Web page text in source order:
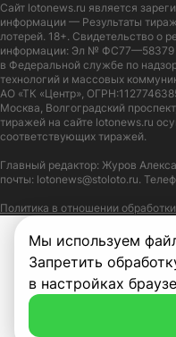
Мы используем
Запретить
в настройках
Сайт lotonews.ru является
информации — Результаты
лотерей. 18+. Свидетельство о
информации: Эл № ФС77—58379
в Федеральной службе по
технологий и массовых
АО «ТК «Центр»,
Москва, Волгоградский
тиражей на сайте lotonews.ru
соответствующих тиражей.
Главный редактор: Журов
почты: lotonews@stoloto.ru.
Политика в отношении